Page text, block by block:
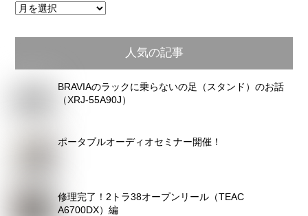
月
ア
カ
人気の記事
BRAVIAのラックに乗らないの足（スタンド）のお話
（XRJ-55A90J）
ポータブルオーディオセミナー開催！
修理完了！2トラ38オープンリール（TEAC
A6700DX）編